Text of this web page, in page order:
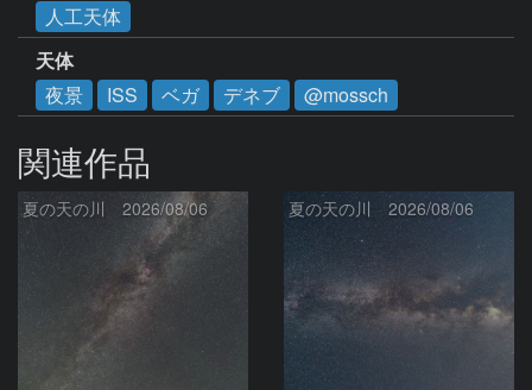
人工天体
天体
夜景
ISS ベガ デネブ @mossch
関連作品
夏の天の川 2026/08/06 夏の天の川 2026/08/06